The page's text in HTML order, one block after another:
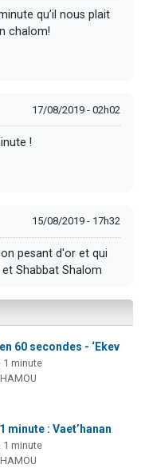
qu’il nous plait
chalom!
17/08/2019 - 02h02
!
15/08/2019 - 17h32
pesant d'or et qui
Shabbat Shalom
60 secondes - ‘Ekev
1 minute
minute : Vaet’hanan
1 minute